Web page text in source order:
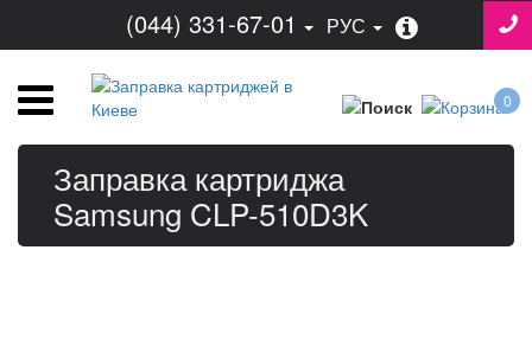
(044) 331-67-01 РУС
0
Заправка картриджа
Samsung CLP-510D3K